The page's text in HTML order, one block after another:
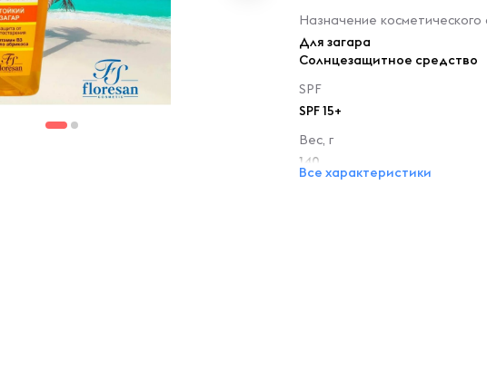
Назначение косметического
Для загара
Солнцезащитное средство
SPF
SPF 15+
Вес, г
140
Все характеристики